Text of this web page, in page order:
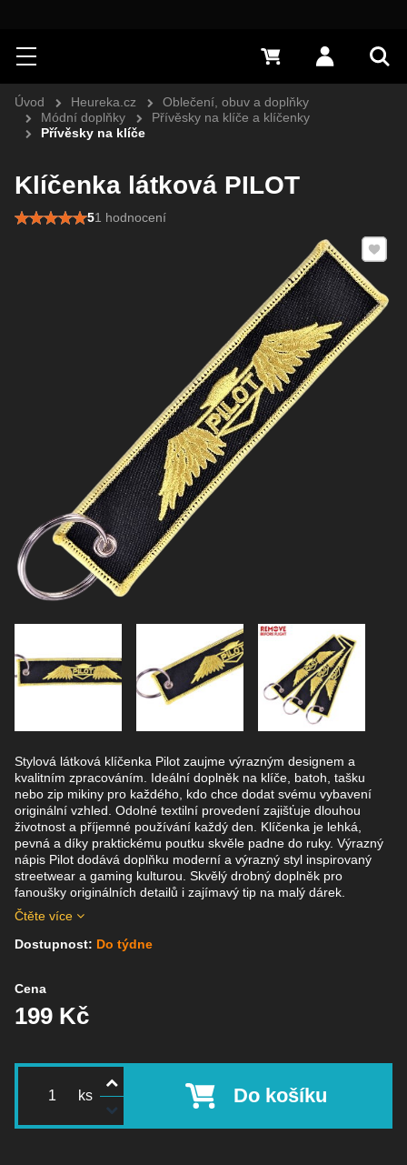
Hledat
Menu Přihlásit
0 Kč
Úvod Heureka.cz
Oblečení, obuv a doplňky
Módní doplňky
Přívěsky na klíče a klíčenky
Přívěsky na klíče
Klíčenka látková PILOT
Stylová látková klíčenka Pilot zaujme výrazným designem a
kvalitním zpracováním. Ideální doplněk na klíče, batoh, tašku
nebo zip mikiny pro každého, kdo chce dodat svému vybavení
originální vzhled. Odolné textilní provedení zajišťuje dlouhou
životnost a příjemné používání každý den. Klíčenka je lehká,
pevná a díky praktickému poutku skvěle padne do ruky. Výrazný
nápis Pilot dodává doplňku moderní a výrazný styl inspirovaný
streetwear a gaming kulturou. Skvělý drobný doplněk pro
fanoušky originálních detailů i zajímavý tip na malý dárek.
Čtěte více
51 hodnocení
Přidat
Dostupnost: Do týdne
Cena
199 Kč
ks Do košíku